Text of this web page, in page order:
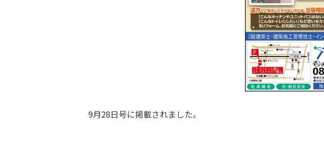
9月28日号に掲載されました。